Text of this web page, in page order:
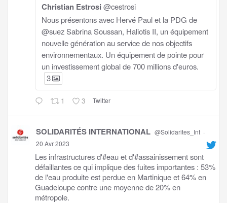
Christian Estrosi @cestrosi
Nous présentons avec Hervé Paul et la PDG de
@suez Sabrina Soussan, Haliotis II, un équipement
nouvelle génération au service de nos objectifs
environnementaux. Un équipement de pointe pour
un investissement global de 700 millions d'euros.
3
1 3 Twitter
SOLIDARITÉS INTERNATIONAL @Solidarites_Int ·
20 Avr 2023
Les infrastructures d'#eau et d'#assainissement sont
défaillantes ce qui implique des fuites importantes : 53%
de l'eau produite est perdue en Martinique et 64% en
Guadeloupe contre une moyenne de 20% en
métropole.